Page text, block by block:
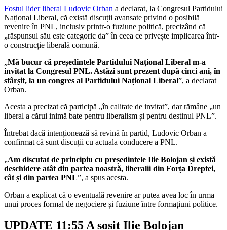
Fostul lider liberal Ludovic Orban a declarat, la Congresul Partidului
Național Liberal, că există discuții avansate privind o posibilă
revenire în PNL, inclusiv printr-o fuziune politică, precizând că
„răspunsul său este categoric da” în ceea ce privește implicarea într-
o construcție liberală comună.
„Mă bucur că președintele Partidului Național Liberal m-a
invitat la Congresul PNL. Astăzi sunt prezent după cinci ani, în
sfârșit, la un congres al Partidului Național Liberal”, a declarat
Orban.
Acesta a precizat că participă „în calitate de invitat”, dar rămâne „un
liberal a cărui inimă bate pentru liberalism și pentru destinul PNL”.
Întrebat dacă intenționează să revină în partid, Ludovic Orban a
confirmat că sunt discuții cu actuala conducere a PNL.
„Am discutat de principiu cu președintele Ilie Bolojan și există
deschidere atât din partea noastră, liberalii din Forța Dreptei,
cât și din partea PNL”, a spus acesta.
Orban a explicat că o eventuală revenire ar putea avea loc în urma
unui proces formal de negociere și fuziune între formațiuni politice.
UPDATE 11:55 A sosit Ilie Bolojan